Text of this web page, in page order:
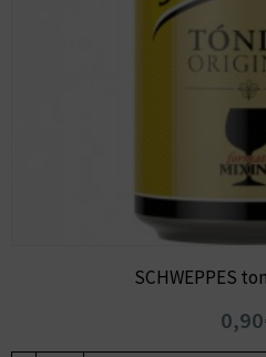
SCHWEPPES